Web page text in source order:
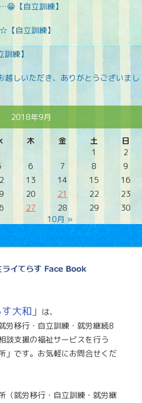
【自立訓練】
自立訓練】
練】
越しいただき、ありがとうございまし
2018年9月
木 金 土 日
10月 »
1
2
6 7 8
9
13 14 15
16
20 21 22
23
27 28 29 30
大和」 は、
労移行・自立訓練・就労継続B
談支援の福祉サービスを行う
」です。お気軽にお問合せくだ
（就労移行・自立訓練・就労継